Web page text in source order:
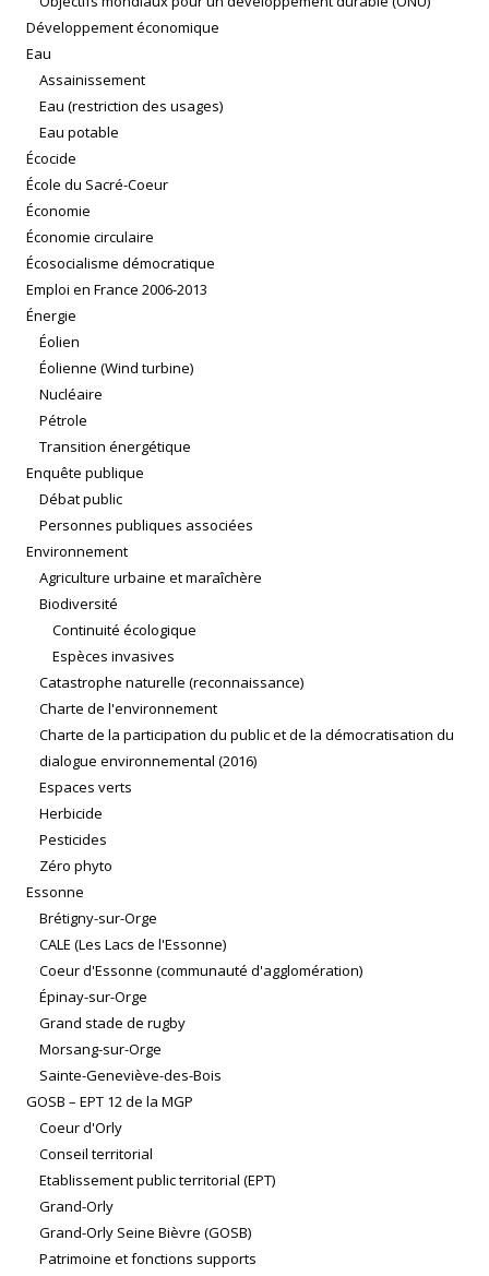
Développement économique
Eau
Assainissement
Eau (restriction des usages)
Eau potable
Écocide
École du Sacré-Coeur
Économie
Économie circulaire
Écosocialisme démocratique
Emploi en France 2006-2013
Énergie
Éolien
Éolienne (Wind turbine)
Nucléaire
Pétrole
Transition énergétique
Enquête publique
Débat public
Personnes publiques associées
Environnement
Agriculture urbaine et maraîchère
Biodiversité
Continuité écologique
Espèces invasives
Catastrophe naturelle (reconnaissance)
Charte de l'environnement
Charte de la participation du public et de la démocratisation du
dialogue environnemental (2016)
Espaces verts
Herbicide
Pesticides
Zéro phyto
Essonne
Brétigny-sur-Orge
CALE (Les Lacs de l'Essonne)
Coeur d'Essonne (communauté d'agglomération)
Épinay-sur-Orge
Grand stade de rugby
Morsang-sur-Orge
Sainte-Geneviève-des-Bois
GOSB – EPT 12 de la MGP
Coeur d'Orly
Conseil territorial
Etablissement public territorial (EPT)
Grand-Orly
Grand-Orly Seine Bièvre (GOSB)
Patrimoine et fonctions supports